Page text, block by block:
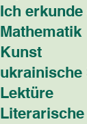
Ich erkunde
Mathematik
Kunst
ukrainische
Lektüre